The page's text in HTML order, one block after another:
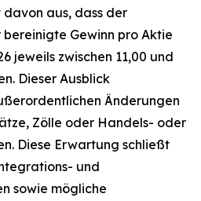
davon aus, dass der
Gewinn pro Aktie
jeweils zwischen 11,00 und
Dieser Ausblick
Änderungen
Zölle oder Handels- oder
Diese Erwartung schließt
und
sowie mögliche